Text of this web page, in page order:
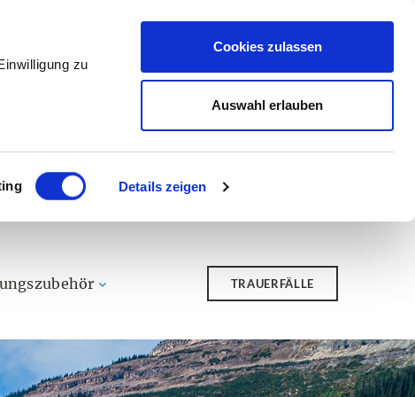
zu
Details zeigen
Cookies zulassen
Auswahl erlauben
TRAUERFÄLLE